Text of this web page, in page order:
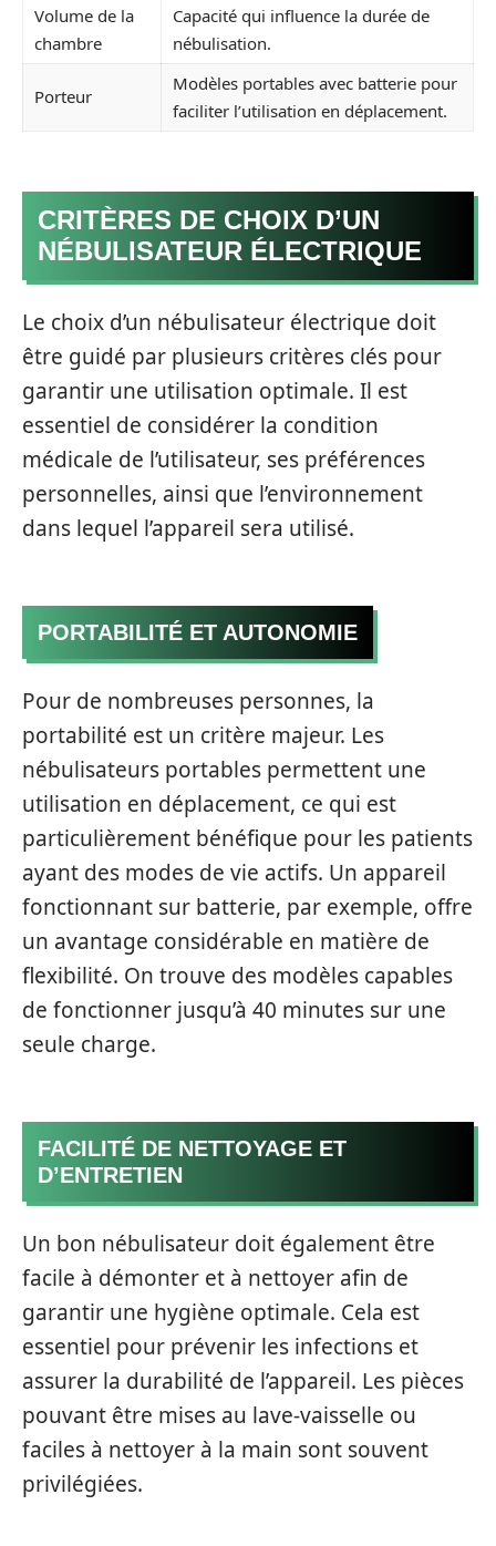
Volume de la
chambre
Capacité qui influence la durée de
nébulisation.
Porteur
Modèles portables avec batterie pour
faciliter l’utilisation en déplacement.
CRITÈRES DE CHOIX D’UN
NÉBULISATEUR ÉLECTRIQUE
Le choix d’un nébulisateur électrique doit
être guidé par plusieurs critères clés pour
garantir une utilisation optimale. Il est
essentiel de considérer la condition
médicale de l’utilisateur, ses préférences
personnelles, ainsi que l’environnement
dans lequel l’appareil sera utilisé.
PORTABILITÉ ET AUTONOMIE
Pour de nombreuses personnes, la
portabilité est un critère majeur. Les
nébulisateurs portables permettent une
utilisation en déplacement, ce qui est
particulièrement bénéfique pour les patients
ayant des modes de vie actifs. Un appareil
fonctionnant sur batterie, par exemple, offre
un avantage considérable en matière de
flexibilité. On trouve des modèles capables
de fonctionner jusqu’à 40 minutes sur une
seule charge.
FACILITÉ DE NETTOYAGE ET
D’ENTRETIEN
Un bon nébulisateur doit également être
facile à démonter et à nettoyer afin de
garantir une hygiène optimale. Cela est
essentiel pour prévenir les infections et
assurer la durabilité de l’appareil. Les pièces
pouvant être mises au lave-vaisselle ou
faciles à nettoyer à la main sont souvent
privilégiées.